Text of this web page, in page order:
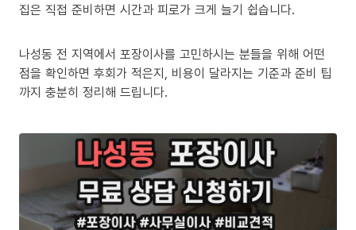
집은 직접 준비하면 시간과 피로가 크게 늘기 쉽습니다.
나성동 전 지역에서 포장이사를 고민하시는 분들을 위해 어떤
점을 확인하면 후회가 적은지, 비용이 달라지는 기준과 준비 팁
까지 충분히 정리해 드립니다.